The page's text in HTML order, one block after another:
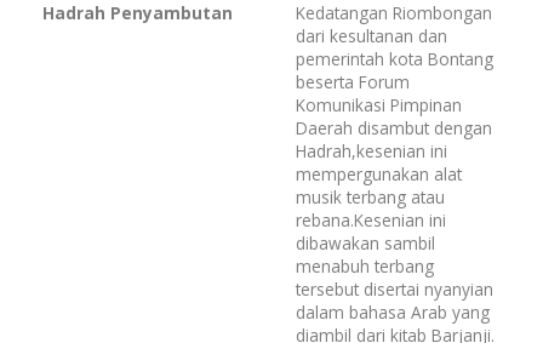
Hadrah Penyambutan
Kedatangan Riombongan
dari kesultanan dan
pemerintah kota Bontang
beserta Forum
Komunikasi Pimpinan
Daerah disambut dengan
Hadrah,kesenian ini
mempergunakan alat
musik terbang atau
rebana.Kesenian ini
dibawakan sambil
menabuh terbang
tersebut disertai nyanyian
dalam bahasa Arab yang
diambil dari kitab Barjanji.